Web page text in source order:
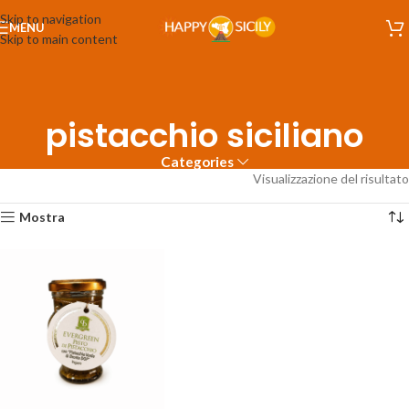
Skip to navigation
Skip to main content
MENU
pistacchio siciliano
Categories
Visualizzazione del risultato
Mostra